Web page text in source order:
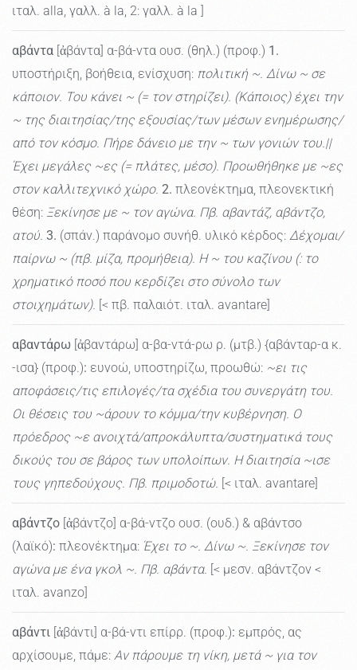
ιταλ. alla, γαλλ. à la, 2: γαλλ. à la ]
αβάντα [ἀβάντα] α-βά-ντα ουσ. (θηλ.) (προφ.) 1.
υποστήριξη, βοήθεια, ενίσχυση: πολιτική ~. Δίνω ~ σε
κάποιον. Του κάνει ~ (= τον στηρίζει). (Κάποιος) έχει την
~ της διαιτησίας/της εξουσίας/των μέσων ενημέρωσης/
από τον κόσμο. Πήρε δάνειο με την ~ των γονιών του.||
Έχει μεγάλες ~ες (= πλάτες, μέσο). Προωθήθηκε με ~ες
στον καλλιτεχνικό χώρο. 2. πλεονέκτημα, πλεονεκτική
θέση: Ξεκίνησε με ~ τον αγώνα. Πβ. αβαντάζ, αβάντζο,
ατού. 3. (σπάν.) παράνομο συνήθ. υλικό κέρδος: Δέχομαι/
παίρνω ~ (πβ. μίζα, προμήθεια). Η ~ του καζίνου (: το
χρηματικό ποσό που κερδίζει στο σύνολο των
στοιχημάτων). [< πβ. παλαιότ. ιταλ. avantare]
αβαντάρω [ἀβαντάρω] α-βα-ντά-ρω ρ. (μτβ.) {αβάνταρ-α κ.
-ισα} (προφ.): ευνοώ, υποστηρίζω, προωθώ: ~ει τις
αποφάσεις/τις επιλογές/τα σχέδια του συνεργάτη του.
Οι θέσεις του ~άρουν το κόμμα/την κυβέρνηση. Ο
πρόεδρος ~ε ανοιχτά/απροκάλυπτα/συστηματικά τους
δικούς του σε βάρος των υπολοίπων. Η διαιτησία ~ισε
τους γηπεδούχους. Πβ. πριμοδοτώ. [< ιταλ. avantare]
αβάντζο [ἀβάντζο] α-βά-ντζο ουσ. (ουδ.) & αβάντσο
(λαϊκό): πλεονέκτημα: Έχει το ~. Δίνω ~. Ξεκίνησε τον
αγώνα με ένα γκολ ~. Πβ. αβάντα. [< μεσν. αβάντζον <
ιταλ. avanzo]
αβάντι [ἀβάντι] α-βά-ντι επίρρ. (προφ.): εμπρός, ας
αρχίσουμε, πάμε: Αν πάρουμε τη νίκη, μετά ~ για τον